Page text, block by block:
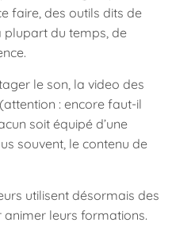
faire, des outils dits de
plupart du temps, de
le son, la video des
: encore faut-il
soit équipé d’une
souvent, le contenu de
utilisent désormais des
leurs formations.